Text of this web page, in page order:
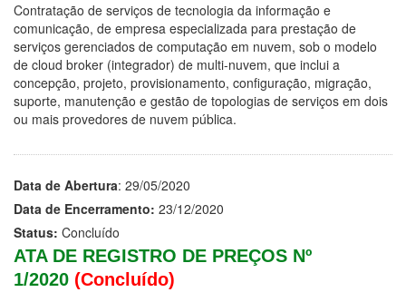
Contratação de serviços de tecnologia da informação e
comunicação, de empresa especializada para prestação de
serviços gerenciados de computação em nuvem, sob o modelo
de cloud broker (integrador) de multi-nuvem, que inclui a
concepção, projeto, provisionamento, configuração, migração,
suporte, manutenção e gestão de topologias de serviços em dois
ou mais provedores de nuvem pública.
Data de Abertura: 29/05/2020
Data de Encerramento: 23/12/2020
Status: Concluído
ATA DE REGISTRO DE PREÇOS Nº
1/2020 (Concluído)